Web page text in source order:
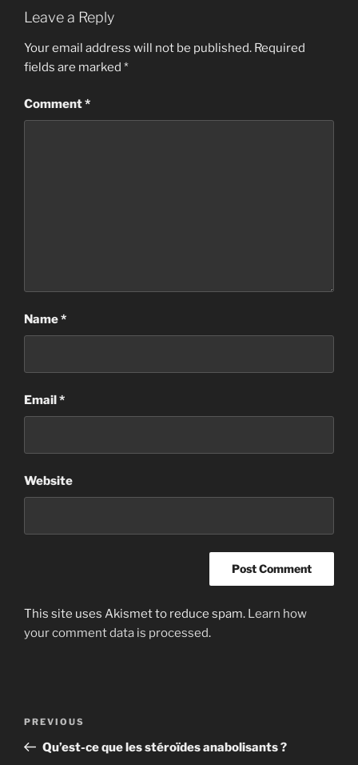
Leave a Reply
Your email address will not be published. Required
fields are marked *
Comment*
Name*
Email*
Website
This site uses Akismet to reduce spam. Learn how
your comment data is processed.
Previous
Post
PREVIOUS
Qu’est-ce que les stéroïdes anabolisants ?